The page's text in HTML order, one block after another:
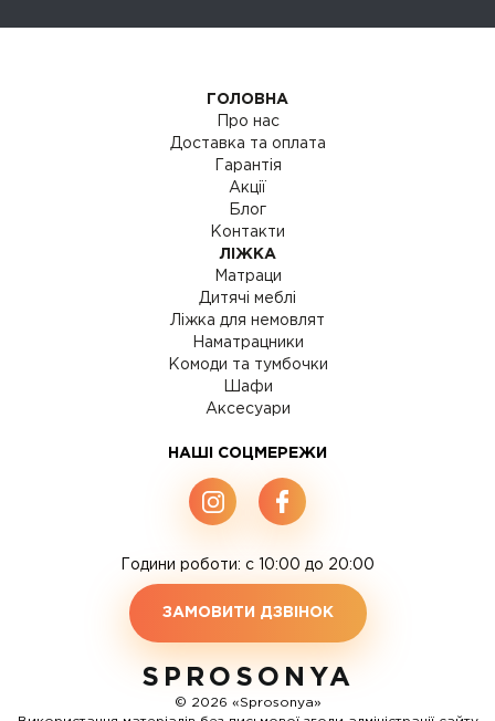
ГОЛОВНА
Про нас
Доставка та оплата
Гарантія
Акції
Блог
Контакти
ЛІЖКА
Матраци
Дитячі меблі
Ліжка для немовлят
Наматрацники
Комоди та тумбочки
Шафи
Аксесуари
НАШІ СОЦМЕРЕЖИ
Години роботи: c 10:00 до 20:00
ЗАМОВИТИ ДЗВІНОК
SPROSONYA
© 2026 «Sprosonya»